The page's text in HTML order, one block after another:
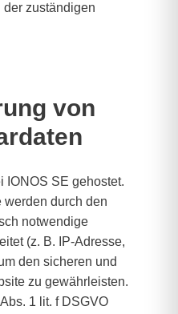
der zuständigen
von
IONOS SE gehostet.
werden durch den
notwendige
(z. B. IP-Adresse,
den sicheren und
zu gewährleisten.
1 lit. f DSGVO